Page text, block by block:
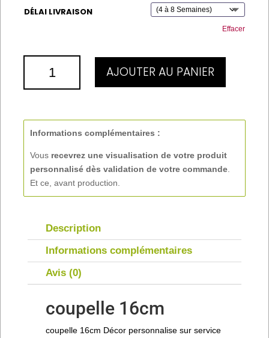
DÉLAI LIVRAISON
Effacer
COUPELLE
AJOUTER AU PANIER
Informations complémentaires :
Vous recevrez une visualisation de votre produit
personnalisé dès validation de votre commande
Et ce, avant production.
Description
Informations complémentaires
Avis (0)
coupelle 16cm
coupelle 16cm Décor personnalise sur service